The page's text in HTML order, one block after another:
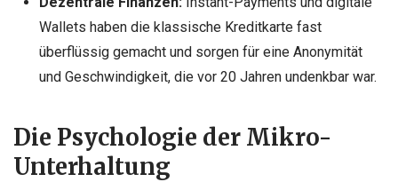
Wallets haben die klassische Kreditkarte fast
überflüssig gemacht und sorgen für eine Anonymität
und Geschwindigkeit, die vor 20 Jahren undenkbar war.
Die Psychologie der Mikro-
Unterhaltung